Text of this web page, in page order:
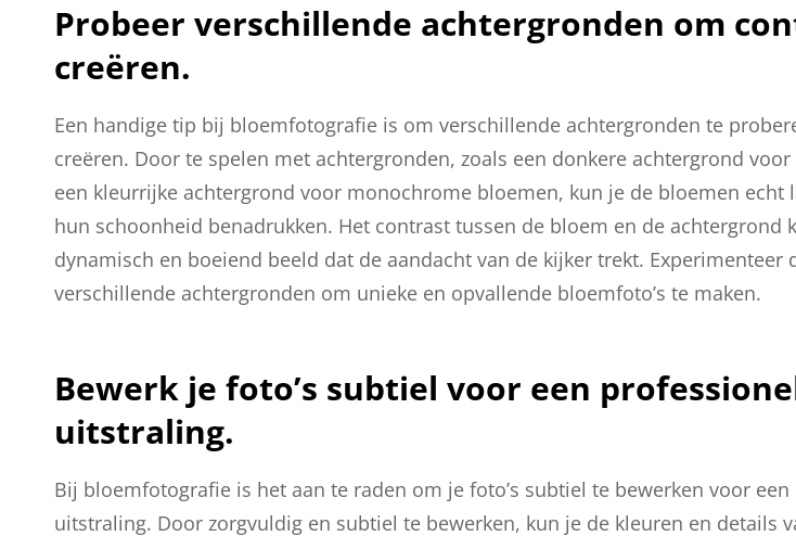
Probeer verschillende achtergronden om
creëren.
Een handige tip bij bloemfotografie is om verschillende achtergronden te
creëren. Door te spelen met achtergronden, zoals een donkere achtergrond
een kleurrijke achtergrond voor monochrome bloemen, kun je de bloemen echt
hun schoonheid benadrukken. Het contrast tussen de bloem en de achtergrond
dynamisch en boeiend beeld dat de aandacht van de kijker trekt. Experimenteer
verschillende achtergronden om unieke en opvallende bloemfoto’s te maken.
Bewerk je foto’s subtiel voor een
uitstraling.
Bij bloemfotografie is het aan te raden om je foto’s subtiel te bewerken voor
uitstraling. Door zorgvuldig en subtiel te bewerken, kun je de kleuren en details